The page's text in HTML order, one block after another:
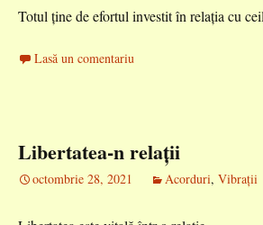
Totul ține de efortul investit în relația cu
Lasă un comentariu
Libertatea-n relații
octombrie 28, 2021 Acorduri, Vibrații